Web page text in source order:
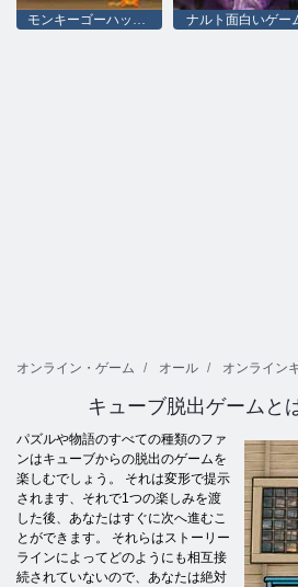
ナルト面白いゲー
オンライン・ゲーム オール オンライン
キューブ脱出ゲームと
パズルや物語のすべての種類のファ
ンはキューブからの脱出のゲームを
楽しむでしょう。 それは変形で提示
されます、それで1つの楽しみを渡
した後、あなたはすぐに次へ進むこ
とができます。 それらはストーリー
ラインによってどのようにも相互接
続されていないので、あなたは絶対